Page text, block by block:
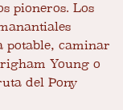
pioneros. Los
potable, caminar
Young o
del Pony